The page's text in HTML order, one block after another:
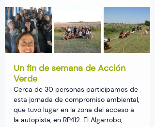
Un fin de semana de Acción
Verde
Cerca de 30 personas participamos de
esta jornada de compromiso ambiental,
que tuvo lugar en la zona del acceso a
la autopista, en RP412. El Algarrobo,